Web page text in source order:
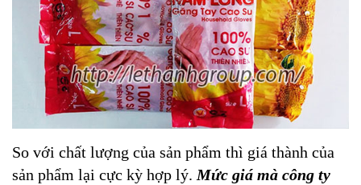
So với chất lượng của sản phẩm thì giá thành của
sản phẩm lại cực kỳ hợp lý. Mức giá mà công ty